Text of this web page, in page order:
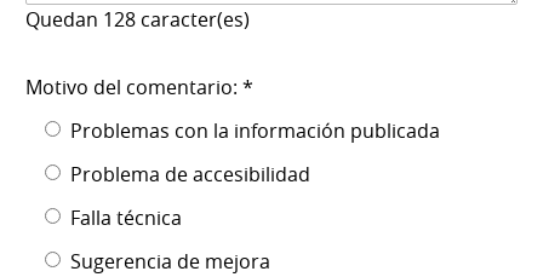
Quedan 128 caracter(es)
Motivo del comentario: *
Problemas con la información publicada
Problema de accesibilidad
Falla técnica
Sugerencia de mejora